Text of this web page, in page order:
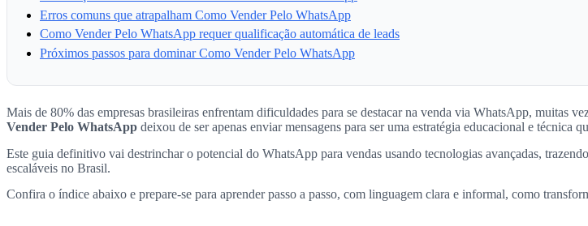
Erros comuns que atrapalham Como Vender Pelo WhatsApp
Como Vender Pelo WhatsApp requer qualificação automática de leads
Próximos passos para dominar Como Vender Pelo WhatsApp
Mais de 80% das empresas brasileiras enfrentam dificuldades para se destacar na venda via WhatsApp, muitas
Vender Pelo WhatsApp deixou de ser apenas enviar mensagens para ser uma estratégia educacional e técnica
Este guia definitivo vai destrinchar o potencial do WhatsApp para vendas usando tecnologias avançadas,
escaláveis no Brasil.
Confira o índice abaixo e prepare-se para aprender passo a passo, com linguagem clara e informal, como